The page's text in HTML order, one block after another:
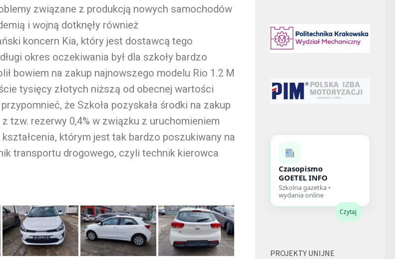
związane z produkcją nowych samochodów
i wojną dotknęły również
koncern Kia, który jest dostawcą tego
okres oczekiwania był dla szkoły bardzo
bowiem na zakup najnowszego modelu Rio 1.2 M
tysięcy złotych niższą od obecnej wartości
że Szkoła pozyskała środki na zakup
tzw. rezerwy 0,4% w związku z uruchomieniem
którym jest tak bardzo poszukiwany na
transportu drogowego, czyli technik kierowca
Czasopismo
GOETEL INFO
Szkolna gazetka •
wydania online
Czytaj
PROJEKTY UNIJNE